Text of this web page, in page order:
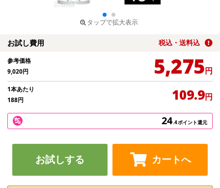
タップで拡大表示
お試し費用 税込・送料込
参考価格
9,020円 5,275円
1本あたり
188円 109.9円
24.4ポイント還元
お試しする カートへ